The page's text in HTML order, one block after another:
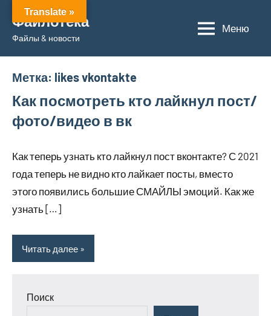
Перейти
содержимому
Файлотека
Файлы & новости
Меню
Метка: likes vkontakte
Как посмотреть кто лайкнул пост/
фото/видео в вк
Как теперь узнать кто лайкнул пост вконтакте? С 2021
года теперь не видно кто лайкает посты, вместо
этого появились большие СМАЙЛЫ эмоций. Как же
узнать […]
Читать далее
Поиск
Translate »